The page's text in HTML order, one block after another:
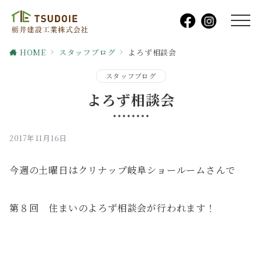
HOME スタッフブログ よろず相談会
スタッフブログ
よろず相談会
2017年11月16日
今週の土曜日はクリナップ岐阜ショールームさんで
第８回 住まいのよろず相談会が行われます！